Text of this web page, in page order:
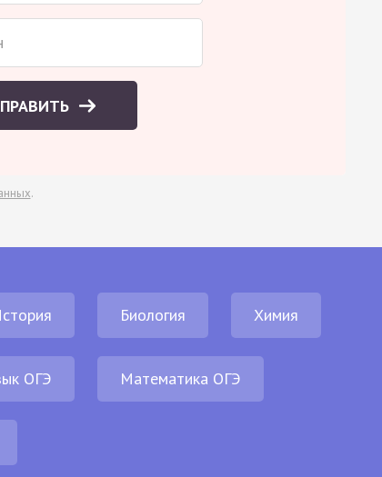
.
Биология Химия
ОГЭ Математика ОГЭ